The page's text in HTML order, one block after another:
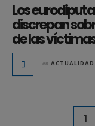
Los
discrepan
de las
en ACTUALIDAD
1